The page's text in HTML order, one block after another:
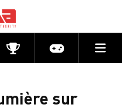
CompétitionsActu jeux
sur